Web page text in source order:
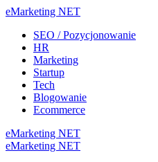
eMarketing NET
SEO / Pozycjonowanie
HR
Marketing
Startup
Tech
Blogowanie
Ecommerce
eMarketing NET
eMarketing NET